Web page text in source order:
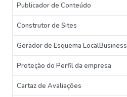
Publicador de Conteúdo
Construtor de Sites
Gerador de Esquema LocalBusiness
Proteção do Perfil da empresa
Cartaz de Avaliações